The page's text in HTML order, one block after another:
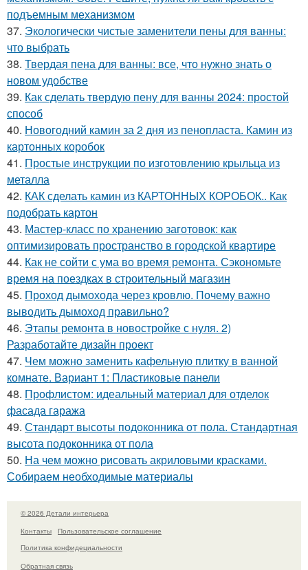
подъемным механизмом
37. Экологически чистые заменители пены для ванны:
что выбрать
38. Твердая пена для ванны: все, что нужно знать о
новом удобстве
39. Как сделать твердую пену для ванны 2024: простой
способ
40. Новогодний камин за 2 дня из пенопласта. Камин из
картонных коробок
41. Простые инструкции по изготовлению крыльца из
металла
42. КАК сделать камин из КАРТОННЫХ КОРОБОК.. Как
подобрать картон
43. Мастер-класс по хранению заготовок: как
оптимизировать пространство в городской квартире
44. Как не сойти с ума во время ремонта. Сэкономьте
время на поездках в строительный магазин
45. Проход дымохода через кровлю. Почему важно
выводить дымоход правильно?
46. Этапы ремонта в новостройке с нуля. 2)
Разработайте дизайн проект
47. Чем можно заменить кафельную плитку в ванной
комнате. Вариант 1: Пластиковые панели
48. Профлистом: идеальный материал для отделок
фасада гаража
49. Стандарт высоты подоконника от пола. Стандартная
высота подоконника от пола
50. На чем можно рисовать акриловыми красками.
Собираем необходимые материалы
© 2026 Детали интерьера
Контакты
Пользовательское соглашение
Политика конфидециальности
Обратная связь